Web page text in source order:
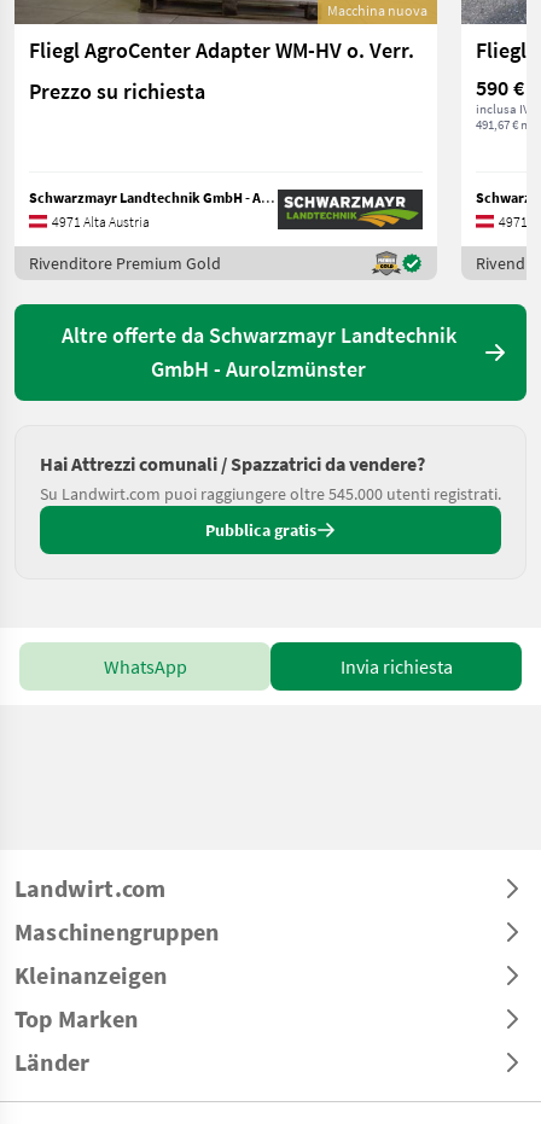
Macchina nuova
Fliegl AgroCenter Adapter WM-HV o. Verr.
Prezzo su richiesta
Schwarzmayr Landtechnik GmbH - Aurolzmünster
4971 Alta Austria
Rivenditore Premium Gold
Fliegl
590 €
inclusa IVA
491,67 €
4971
Altre offerte da Schwarzmayr Landtechnik
GmbH - Aurolzmünster
Hai Attrezzi comunali / Spazzatrici da vendere?
Su Landwirt.com puoi raggiungere oltre 545.000 utenti registrati.
Pubblica gratis
WhatsApp Invia richiesta
Landwirt.com
Maschinengruppen
Kleinanzeigen
Top Marken
Länder